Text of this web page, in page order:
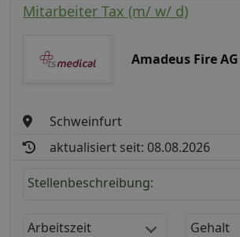
Mitarbeiter Tax (m/ w/ d)
Amadeus Fire AG
Schweinfurt
aktualisiert seit: 08.08.2026
Stellenbeschreibung:
Arbeitszeit Gehalt